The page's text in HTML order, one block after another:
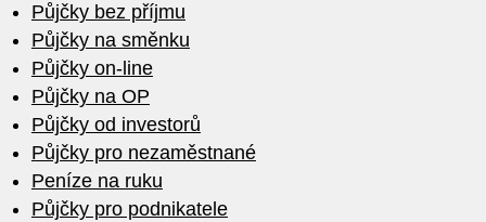
Půjčky bez příjmu
Půjčky na směnku
Půjčky on-line
Půjčky na OP
Půjčky od investorů
Půjčky pro nezaměstnané
Peníze na ruku
Půjčky pro podnikatele